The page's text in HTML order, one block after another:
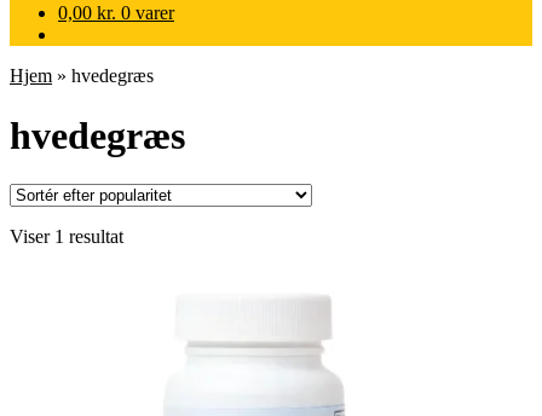
0,00 kr. 0 varer
Hjem » hvedegræs
hvedegræs
Viser 1 resultat